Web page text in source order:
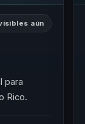
aún
para
Rico.